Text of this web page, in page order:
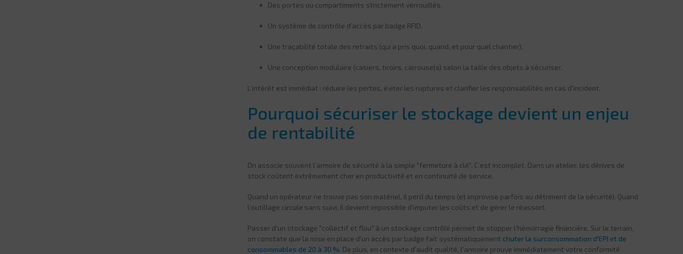
Des portes ou compartiments strictement verrouillés.
Un système de contrôle d’accès par badge RFID.
Une traçabilité totale des retraits (qui a pris quoi, quand, et pour quel chantier).
Une conception modulaire (casiers, tiroirs, carrousels) selon la taille des objets à sécuriser.
L’intérêt est immédiat : réduire les pertes, éviter les ruptures et clarifier les responsabilités en cas d'incident.
Pourquoi sécuriser le stockage devient un enjeu
de rentabilité
On associe souvent l’armoire de sécurité à la simple "fermeture à clé". C’est incomplet. Dans un atelier, les dérives de
stock coûtent extrêmement cher en productivité et en continuité de service.
Quand un opérateur ne trouve pas son matériel, il perd du temps (et improvise parfois au détriment de la sécurité). Quand
l’outillage circule sans suivi, il devient impossible d'imputer les coûts et de gérer le réassort.
Passer d'un stockage "collectif et flou" à un stockage contrôlé permet de stopper l'hémorragie financière. Sur le terrain,
on constate que la mise en place d'un accès par badge fait systématiquement chuter la surconsommation d'EPI et de
consommables de 20 à 30 %. De plus, en contexte d'audit qualité, l'armoire prouve immédiatement votre conformité